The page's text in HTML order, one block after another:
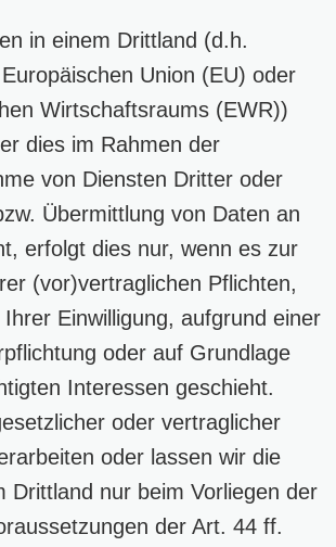
in einem Drittland (d.h.
Union (EU) oder
Wirtschaftsraums (EWR))
dies im Rahmen der
von Diensten Dritter oder
Übermittlung von Daten an
erfolgt dies nur, wenn es zur
(vor)vertraglichen Pflichten,
Einwilligung, aufgrund einer
oder auf Grundlage
Interessen geschieht.
oder vertraglicher
oder lassen wir die
Drittland nur beim Vorliegen der
der Art. 44 ff.